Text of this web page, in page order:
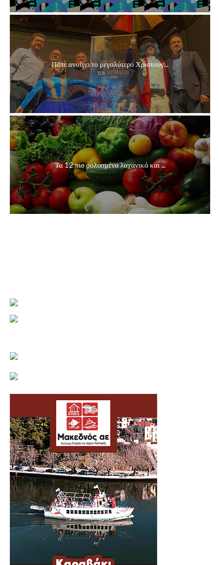
Πότε ανοίγει το μεγαλύτερο Χριστουγ...
Τα 12 πιο μολυσμένα λαχανικά και ...